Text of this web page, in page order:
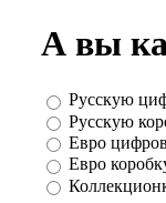
А вы
Русскую
Русскую
Евро
Евро